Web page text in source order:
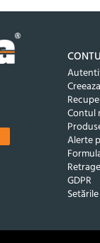
Contul
Alerte
GDPR